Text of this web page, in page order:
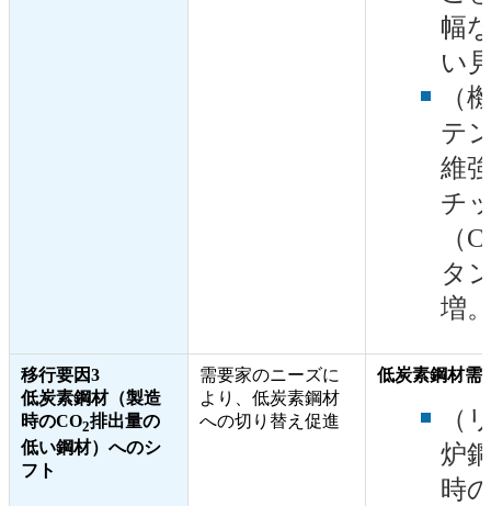
幅
い
（
テ
維
チ
（
タ
増
移行要因3
低炭素鋼材（製造
時のCO2排出量の
低い鋼材）へのシ
フト
需要家のニーズに
より、低炭素鋼材
への切り替え促進
低炭素鋼材需
（
炉
時